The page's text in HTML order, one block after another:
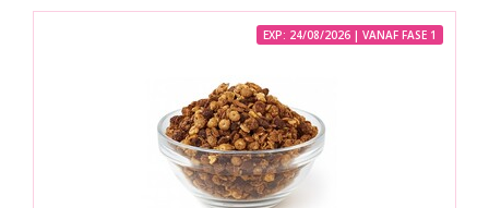
EXP: 24/08/2026 | VANAF FASE 1